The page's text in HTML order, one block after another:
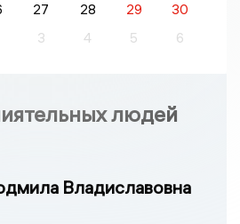
27 28 29
30
3 4 5 6
людей
Владиславовна